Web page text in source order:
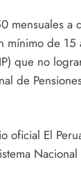
mensuales a
mínimo de 15
que no
de
oficial El